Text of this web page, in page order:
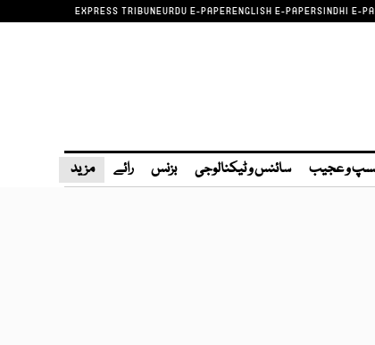
EXPRESS TRIBUNEURDU E-PAPERENGLISH E-PAPERSINDHI E-
و عجیب سائنس و ٹیکنالوجی بزنس رائے مزید